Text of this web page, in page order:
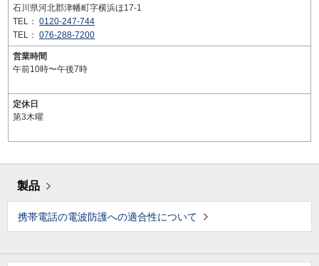
石川県河北郡津幡町字横浜ほ17-1
TEL： 0120-247-744
TEL： 076-288-7200
営業時間
午前10時〜午後7時
定休日
第3木曜
製品
携帯電話の電波防護への適合性について